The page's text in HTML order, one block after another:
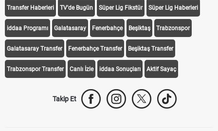
Transfer Haberleri TV'de Bugün Süper Lig Fikstür Süper Lig Haberleri
iddaa Programı Galatasaray Fenerbahçe Beşiktaş Trabzonspor
Galatasaray Transfer Fenerbahçe Transfer Beşiktaş Transfer
Trabzonspor Transfer Canlı İzle iddaa Sonuçları Aktif Sayaç
Takip Et